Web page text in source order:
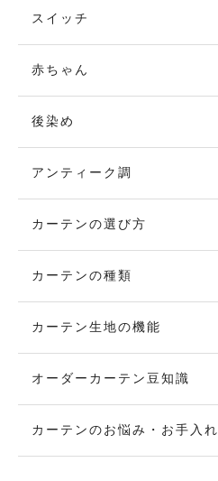
スイッチ
赤ちゃん
後染め
アンティーク調
カーテンの選び方
カーテンの種類
カーテン生地の機能
オーダーカーテン豆知識
カーテンのお悩み・お手入れ